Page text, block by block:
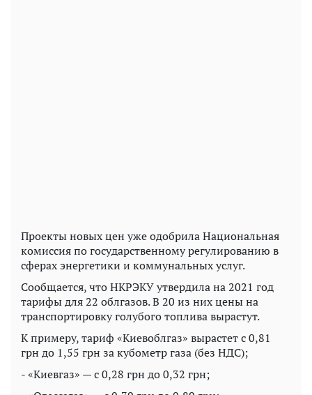
Проекты новых цен уже одобрила Национальная
комиссия по государственному регулированию в
сферах энергетики и коммунальных услуг.
Сообщается, что НКРЭКУ утвердила на 2021 год
тарифы для 22 облгазов. В 20 из них цены на
транспортировку голубого топлива вырастут.
К примеру, тариф «Киевоблгаз» вырастет с 0,81
грн до 1,55 грн за кубометр газа (без НДС);
- «Киевгаз» — с 0,28 грн до 0,32 грн;